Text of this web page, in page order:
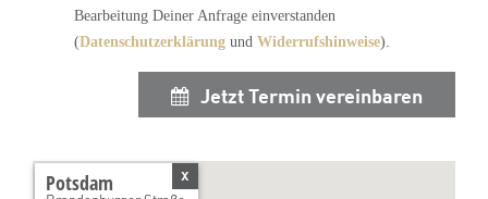
Bearbeitung Deiner Anfrage einverstanden
(Datenschutzerklärung und Widerrufshinweise).
Jetzt Termin vereinbaren
x
Potsdam